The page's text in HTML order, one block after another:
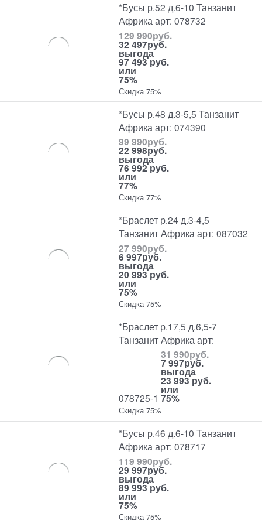
*Бусы р.52 д.6-10 Танзанит
Африка арт: 078732
129 990руб.
32 497руб.
выгода
97 493 руб.
или
75%
Скидка 75%
*Бусы р.48 д.3-5,5 Танзанит
Африка арт: 074390
99 990руб.
22 998руб.
выгода
76 992 руб.
или
77%
Скидка 77%
*Браслет р.24 д.3-4,5
Танзанит Африка арт: 087032
27 990руб.
6 997руб.
выгода
20 993 руб.
или
75%
Скидка 75%
*Браслет р.17,5 д.6,5-7
Танзанит Африка арт:
078725-1
31 990руб.
7 997руб.
выгода
23 993 руб.
или
75%
Скидка 75%
*Бусы р.46 д.6-10 Танзанит
Африка арт: 078717
119 990руб.
29 997руб.
выгода
89 993 руб.
или
75%
Скидка 75%